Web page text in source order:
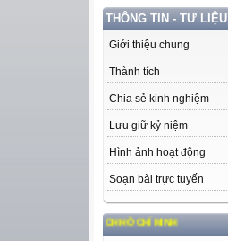
THÔNG TIN - TƯ LIỆU
Giới thiệu chung
Thành tích
Chia sẻ kinh nghiệm
Lưu giữ kỷ niệm
Hình ảnh hoạt động
Soạn bài trực tuyến
PHONG CÁCH HỒ CHÍ MINH